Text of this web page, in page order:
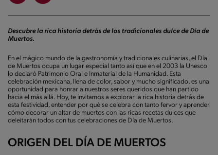
Descubre la rica historia detrás de los tradicionales dulce de Día de
Muertos.
En el mágico mundo de la gastronomía y tradicionales culinarias, el Día
de Muertos ocupa un lugar especial tanto así que en el 2003 la Unesco
lo declaró Patrimonio Oral e Inmaterial de la Humanidad. Esta
celebración mexicana, llena de color, sabor y mucho significado, es una
oportunidad para honrar a nuestros seres queridos que han partido
hacia el más allá. Hoy, te invitamos a explorar la rica historia detrás de
esta festividad, entender por qué se celebra con tanto fervor y aprender
cómo decorar un altar de muertos con las ricas recetas dulces que
deleitarán todos con tus celebraciones de Día de Muertos.
ORIGEN DEL DÍA DE MUERTOS